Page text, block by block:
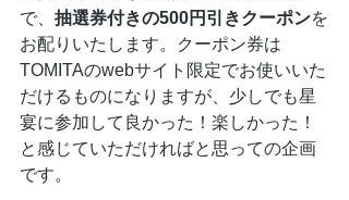
で、 抽選券付きの500円引きクーポンを
お配りいたします。クーポン券は
TOMITAのwebサイト限定でお使いいた
だけるものになりますが、少しでも星
宴に参加して良かった！楽しかった！
と感じていただければと思っての企画
です。